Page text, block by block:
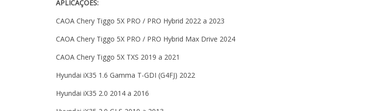
APLICAÇÕES:
CAOA Chery Tiggo 5X PRO / PRO Hybrid 2022 a 2023
CAOA Chery Tiggo 5X PRO / PRO Hybrid Max Drive 2024
CAOA Chery Tiggo 5X TXS 2019 a 2021
Hyundai iX35 1.6 Gamma T-GDI (G4FJ) 2022
Hyundai iX35 2.0 2014 a 2016